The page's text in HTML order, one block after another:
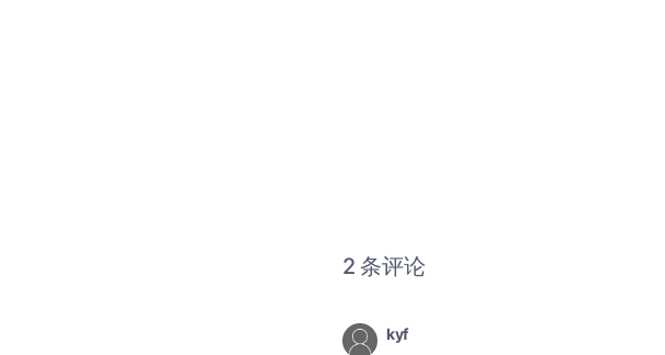
2 条评论
kyf